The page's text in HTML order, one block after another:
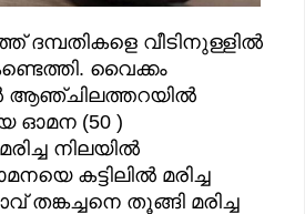
ദമ്പതികളെ വീടിനുള്ളിൽ
വൈക്കം
ആഞ്ചിലത്തറയില്‍
ഓമന (50 )
നിലയിൽ
കട്ടിലില്‍ മരിച്ച
തങ്കച്ചനെ തൂങ്ങി മരിച്ച